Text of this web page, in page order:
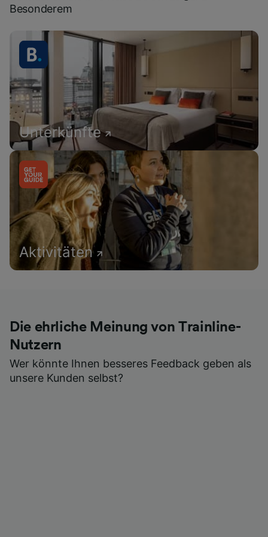
Besonderem
Unterkünfte
Aktivitäten
Die ehrliche Meinung von Trainline-
Nutzern
Wer könnte Ihnen besseres Feedback geben als
unsere Kunden selbst?